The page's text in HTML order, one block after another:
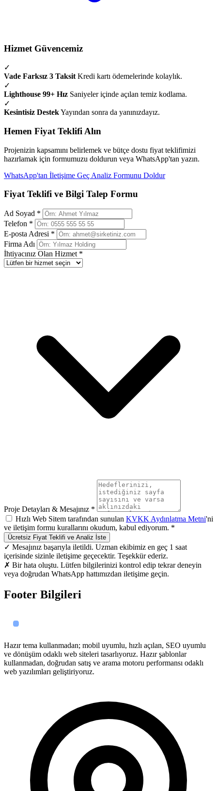
Hizmet Güvencemiz
✓
Vade Farksız 3 Taksit Kredi kartı ödemelerinde kolaylık.
✓
Lighthouse 99+ Hız Saniyeler içinde açılan temiz kodlama.
✓
Kesintisiz DestekYayından sonra da yanınızdayız.
Hemen Fiyat Teklifi Alın
Projenizin kapsamını belirlemek ve bütçe dostu fiyat teklifimizi
hazırlamak için formumuzu doldurun veya WhatsApp'tan yazın.
WhatsApp'tan İletişime Geç Analiz Formunu Doldur
Fiyat Teklifi ve Bilgi Talep Formu
Ad Soyad *
Telefon *
E-posta Adresi *
Firma Adı
İhtiyacınız Olan Hizmet *
Proje Detayları & Mesajınız *
Hızlı Web Sitem tarafından sunulan KVKK Aydınlatma Metni'ni
ve iletişim formu kurallarını okudum, kabul ediyorum. *
Ücretsiz Fiyat Teklifi ve Analiz İste
✓ Mesajınız başarıyla iletildi. Uzman ekibimiz en geç 1 saat
içerisinde sizinle iletişime geçecektir. Teşekkür ederiz.
✗ Bir hata oluştu. Lütfen bilgilerinizi kontrol edip tekrar deneyin
veya doğrudan WhatsApp hattımızdan iletişime geçin.
Footer Bilgileri
Hazır tema kullanmadan; mobil uyumlu, hızlı açılan, SEO uyumlu
ve dönüşüm odaklı web siteleri tasarlıyoruz. Hazır şablonlar
kullanmadan, doğrudan satış ve arama motoru performansı odaklı
web yazılımları geliştiriyoruz.